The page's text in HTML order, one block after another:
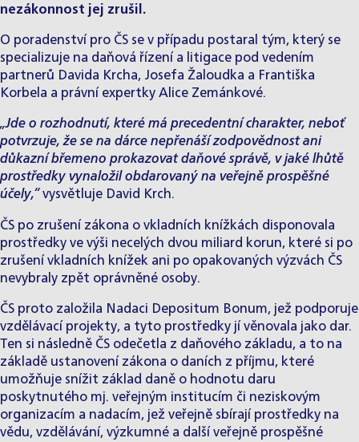
nezákonnost jej zrušil.
O poradenství pro ČS se v případu postaral tým, který se
specializuje na daňová řízení a litigace pod vedením
partnerů Davida Krcha, Josefa Žaloudka a Františka
Korbela a právní expertky Alice Zemánkové.
„Jde o rozhodnutí, které má precedentní charakter, neboť
potvrzuje, že se na dárce nepřenáší zodpovědnost ani
důkazní břemeno prokazovat daňové správě, v jaké lhůtě
prostředky vynaložil obdarovaný na veřejně prospěšné
účely,“ vysvětluje David Krch.
ČS po zrušení zákona o vkladních knížkách disponovala
prostředky ve výši necelých dvou miliard korun, které si po
zrušení vkladních knížek ani po opakovaných výzvách ČS
nevybraly zpět oprávněné osoby.
ČS proto založila Nadaci Depositum Bonum, jež podporuje
vzdělávací projekty, a tyto prostředky jí věnovala jako dar.
Ten si následně ČS odečetla z daňového základu, a to na
základě ustanovení zákona o daních z příjmu, které
umožňuje snížit základ daně o hodnotu daru
poskytnutého mj. veřejným institucím či neziskovým
organizacím a nadacím, jež veřejně sbírají prostředky na
vědu, vzdělávání, výzkumné a další veřejně prospěšné